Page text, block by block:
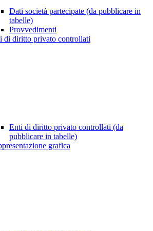
Dati società partecipate (da pubblicare in
tabelle)
Provvedimenti
di diritto privato controllati
Enti di diritto privato controllati (da
pubblicare in tabelle)
grafica